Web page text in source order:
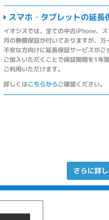
スマホ・タブレットの延
イオシスでは、全ての中古iPhone、
月の無償保証が付いておりますが、
不安な方向けに延長保証サービスがご
ご加入いただくことで保証期間を1年
ご利用いただけます。
詳しくはこちらからご確認ください。
さらに詳